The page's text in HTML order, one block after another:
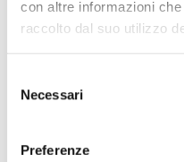
con altre informazioni
raccolto dal suo utilizzo
delNecessari
Preferenze
per il derby tra